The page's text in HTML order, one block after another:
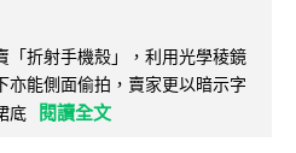
「折射手機殼」，利用光學稜鏡
亦能側面偷拍，賣家更以暗示字
底 閱讀全文